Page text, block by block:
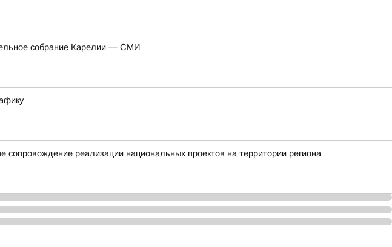
собрание Карелии — СМИ
реализации национальных проектов на территории региона